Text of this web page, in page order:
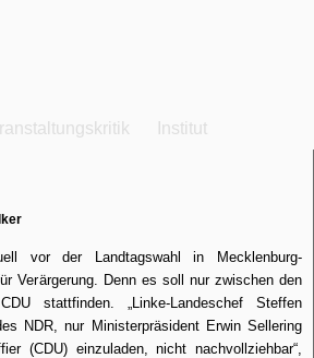
Institut
vor der Landtagswahl in Mecklenburg-
Verärgerung. Denn es soll nur zwischen den
stattfinden. „Linke-Landeschef Steffen
NDR, nur Ministerpräsident Erwin Sellering
(CDU) einzuladen, nicht nachvollziehbar“,